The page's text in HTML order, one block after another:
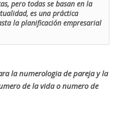
pero todas se basan en la
es una práctica
la planificación empresarial
la numerologia de pareja y la
de la vida o numero de